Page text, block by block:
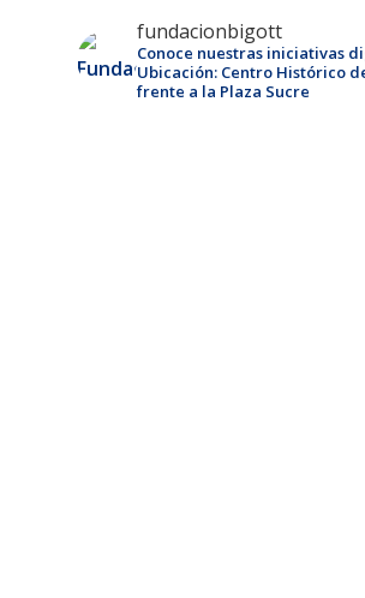
fundacionbigott
Conoce nuestras iniciativas
Ubicación: Centro Histórico
frente a la Plaza Sucre